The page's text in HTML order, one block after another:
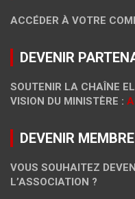
ACCÉDER À VOTRE
DEVENIR
SOUTENIR LA CHAÎNE
VISION DU MINISTÈRE :
DEVENIR
VOUS SOUHAITEZ
L’ASSOCIATION ?